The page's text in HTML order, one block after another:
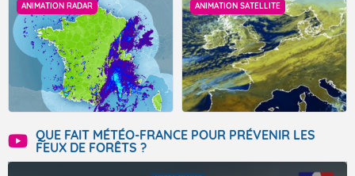
ANIMATION RADAR ANIMATION SATELLITE
QUE FAIT MÉTÉO-FRANCE POUR PRÉVENIR LES
FEUX DE FORÊTS ?